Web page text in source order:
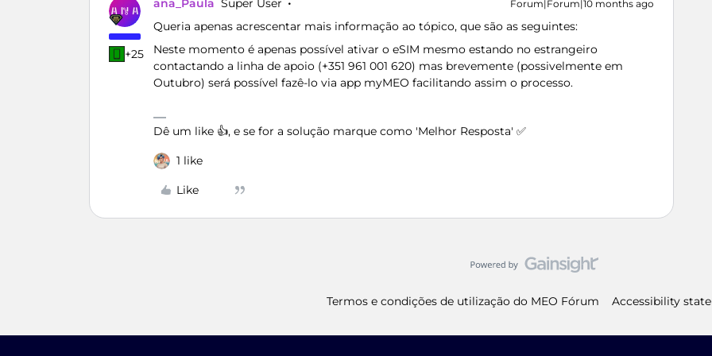
+25
ana_Paula Super User Forum|Forum|10 months ago
Queria apenas acrescentar mais informação ao tópico, que são as seguintes:
Neste momento é apenas possível ativar o eSIM mesmo estando no estrangeiro
contactando a linha de apoio (+351 961 001 620) mas brevemente (possivelmente em
Outubro) será possível fazê-lo via app myMEO facilitando assim o processo.
Dê um like 👍, e se for a solução marque como 'Melhor Resposta' ✅
1 like
Like
Termos e condições de utilização do MEO Fórum Accessibility